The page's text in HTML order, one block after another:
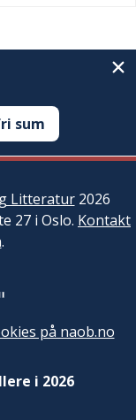
sum
Litteratur2026
27 i Oslo. Kontakt
.
på naob.no
i 2026